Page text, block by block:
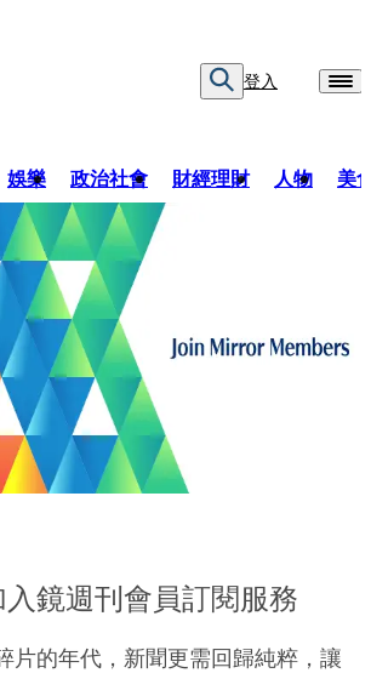
登入
娛樂 政治社會 財經理財 人物 美
鏡週刊會員訂閱服務
片的年代，新聞更需回歸純粹，讓